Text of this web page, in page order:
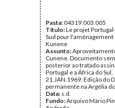
Pasta:04319.003.005
Título:Le projet
Sud pour
Kunene
Assunto:
Cunene. Documento
posterior ao tratado
Portugal e a África do Sul,
21.JAN.1969. Edição do
permanente na Argélia
Data: s.d.
Fundo:Arquivo Mário